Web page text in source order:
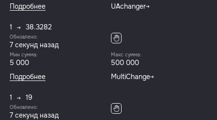
Подробнее
UAchanger
1 38.3282
Обновлено:
7 секунд назад
Мин сумма:
5 000
Макс сумма:
500 000
Подробнее
MultiChange
1 19
Обновлено:
7 секунд назад